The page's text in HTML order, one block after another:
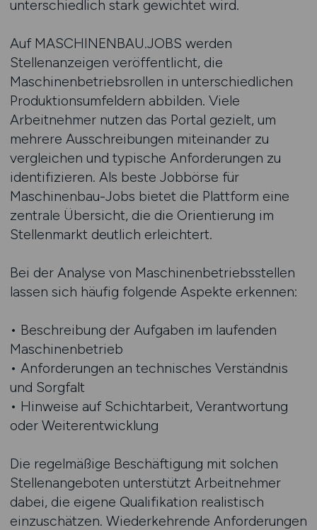
unterschiedlich stark gewichtet wird.
Auf MASCHINENBAU.JOBS werden
Stellenanzeigen veröffentlicht, die
Maschinenbetriebsrollen in unterschiedlichen
Produktionsumfeldern abbilden. Viele
Arbeitnehmer nutzen das Portal gezielt, um
mehrere Ausschreibungen miteinander zu
vergleichen und typische Anforderungen zu
identifizieren. Als beste Jobbörse für
Maschinenbau-Jobs bietet die Plattform eine
zentrale Übersicht, die die Orientierung im
Stellenmarkt deutlich erleichtert.
Bei der Analyse von Maschinenbetriebsstellen
lassen sich häufig folgende Aspekte erkennen:
• Beschreibung der Aufgaben im laufenden
Maschinenbetrieb
• Anforderungen an technisches Verständnis
und Sorgfalt
• Hinweise auf Schichtarbeit, Verantwortung
oder Weiterentwicklung
Die regelmäßige Beschäftigung mit solchen
Stellenangeboten unterstützt Arbeitnehmer
dabei, die eigene Qualifikation realistisch
einzuschätzen. Wiederkehrende Anforderungen